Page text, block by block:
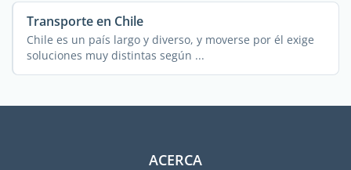
Transporte en Chile
Chile es un país largo y diverso, y moverse por él exige
soluciones muy distintas según ...
ACERCA